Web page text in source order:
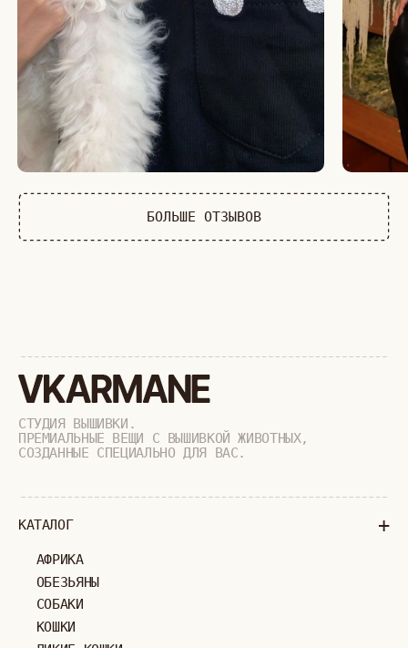
КАТАЛОГ
АФРИКА
ОБЕЗЬЯНЫ
СОБАКИ
КОШКИ
ДИКИЕ КОШКИ
ТАЙГА
+
ПОКУПАТЕЛЯМ
КАК ЗАКАЗАТЬ
ДОСТАВКА И ОПЛАТА
ВОЗВРАТ И ОБМЕН
УХОД ЗА ИЗДЕЛИЯМИ
LOOKBOOK
ОТЗЫВЫ
+7 (903) 253 22 53
Попасть к нам в офис можно только
МОСКВА
ПАВЛОВСКАЯ, 18С2